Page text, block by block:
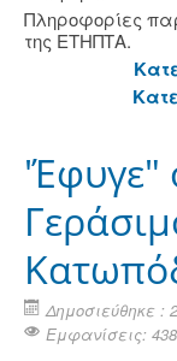
Πληροφορίες
της ΕΤΗΠΤΑ.
'Έφυγε"
Δημοσιεύθηκε :
Εμφανίσεις: